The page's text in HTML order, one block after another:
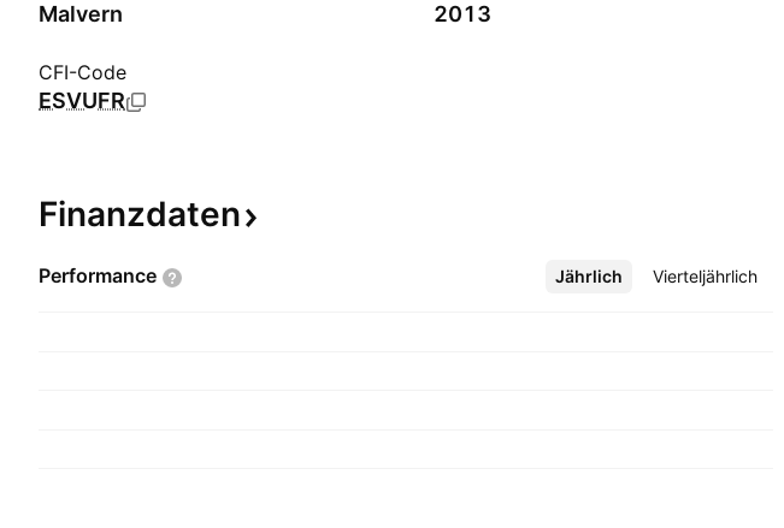
Malvern 2013
CFI-Code
ESVUFR
Finanzdaten
Performance Jährlich Vierteljährlich
Mehr